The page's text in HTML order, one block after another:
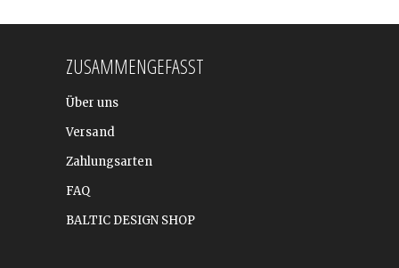
ZUSAMMENGEFASST
Über uns
Versand
Zahlungsarten
FAQ
BALTIC DESIGN SHOP